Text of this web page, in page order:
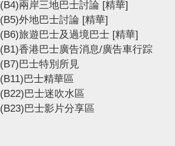
(B4)兩岸三地巴士討論 [精華]
(B5)外地巴士討論 [精華]
(B6)旅遊巴士及過境巴士 [精華]
(B1)香港巴士廣告消息/廣告車行踪
(B7)巴士特別所見
(B11)巴士精華區
(B22)巴士迷吹水區
(B23)巴士影片分享區